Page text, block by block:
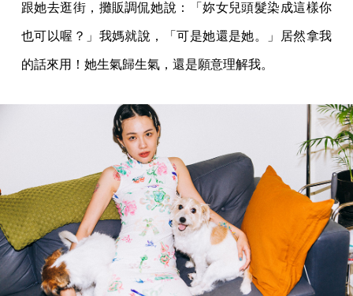
跟她去逛街，攤販調侃她說：「妳女兒頭髮染成這樣你
也可以喔？」我媽就說，「可是她還是她。」居然拿我
的話來用！她生氣歸生氣，還是願意理解我。